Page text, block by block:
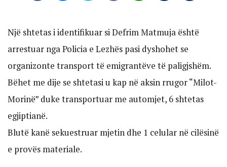
Një shtetas i identifikuar si Defrim Matmuja është
arrestuar nga Policia e Lezhës pasi dyshohet se
organizonte transport të emigrantëve të paligjshëm.
Bëhet me dije se shtetasi u kap në aksin rrugor “Milot-
Morinë” duke transportuar me automjet, 6 shtetas
egjiptianë.
Blutë kanë sekuestruar mjetin dhe 1 celular në cilësinë
e provës materiale.